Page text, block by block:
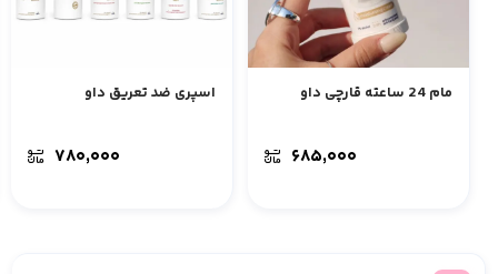
مام 24 ساعته قارچی داو
۶۸۵,۰۰۰
اسپری ضد تعریق داو
۷۸۰,۰۰۰